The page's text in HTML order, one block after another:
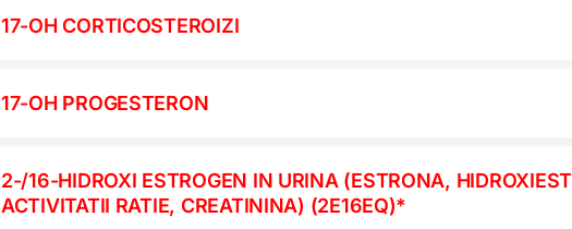
17-OH CORTICOSTEROIZI
17-OH PROGESTERON
2-/16-HIDROXI ESTROGEN IN URINA (ESTRONA,
ACTIVITATII RATIE, CREATININA) (2E16EQ)*